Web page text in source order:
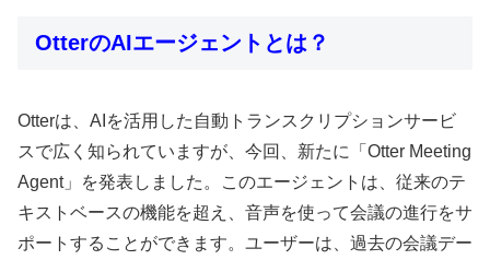
OtterのAIエージェントとは？
Otterは、AIを活用した自動トランスクリプションサービ
スで広く知られていますが、今回、新たに「Otter Meeting
Agent」を発表しました。このエージェントは、従来のテ
キストベースの機能を超え、音声を使って会議の進行をサ
ポートすることができます。ユーザーは、過去の会議デー